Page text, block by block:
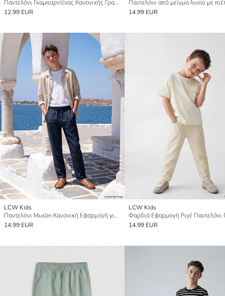
Παντελόνι Γκαμπαρντίνας Κανονικής Γραμμής για Αγόρια
12.99 EUR
14.99 EUR
LCW Kids
Παντελόνι Muslin Κανονική Εφαρμογή για αγόρια
14.99 EUR
LCW Kids
14.99 EUR